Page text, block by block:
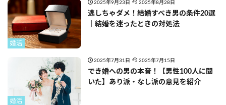
婚活
2025年9月23日 2025年8月28日
逃しちゃダメ！結婚すべき男の条件20選
｜結婚を迷ったときの対処法
婚活
2025年7月31日 2025年7月15日
でき婚への男の本音！【男性100人に聞
いた】あり派・なし派の意見を紹介